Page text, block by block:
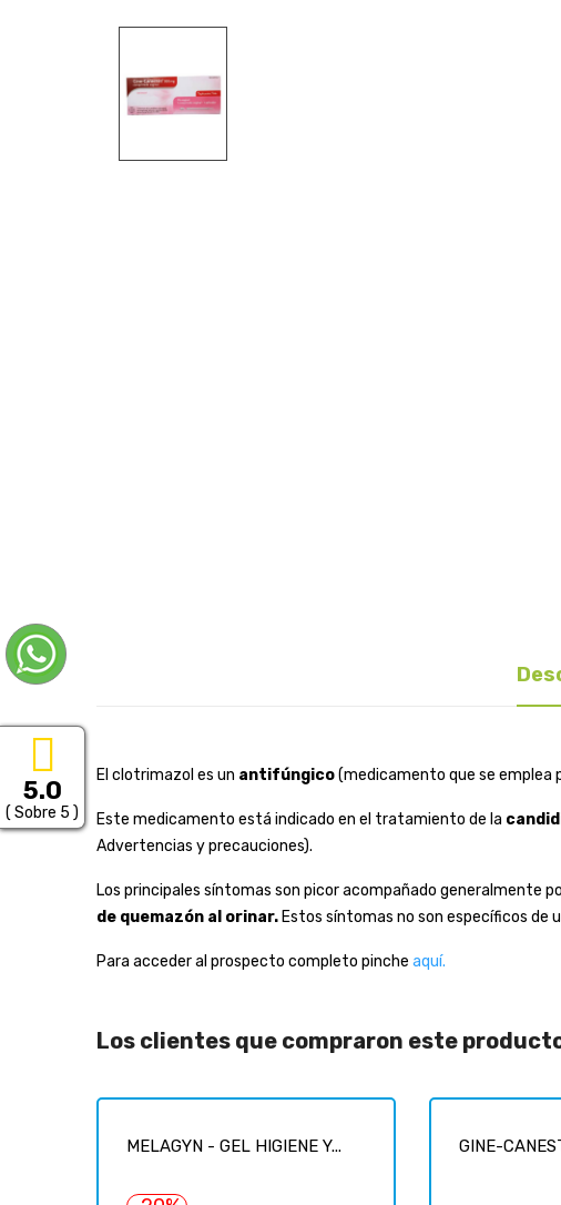
El clotrimazol es un antifúngico(medicamento que se emplea
Este medicamento está indicado en el tratamiento de la
Advertencias y precauciones).
Los principales síntomas son picor acompañado generalmente
de quemazón al orinar. Estos síntomas no son específicos de
Para acceder al prospecto completo pinche aquí.
Los clientes que compraron este
MELAGYN - GEL HIGIENE Y... GINE-
5.0
( Sobre 5 )